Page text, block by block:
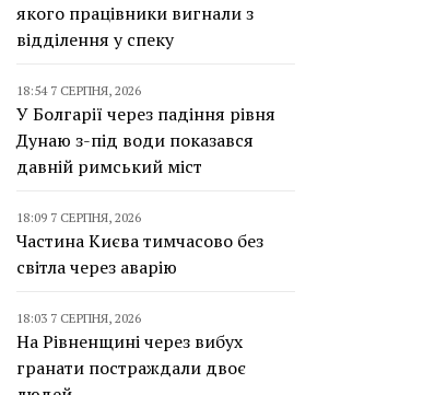
якого працівники вигнали з
відділення у спеку
18:54 7 СЕРПНЯ, 2026
У Болгарії через падіння рівня
Дунаю з-під води показався
давній римський міст
18:09 7 СЕРПНЯ, 2026
Частина Києва тимчасово без
світла через аварію
18:03 7 СЕРПНЯ, 2026
На Рівненщині через вибух
гранати постраждали двоє